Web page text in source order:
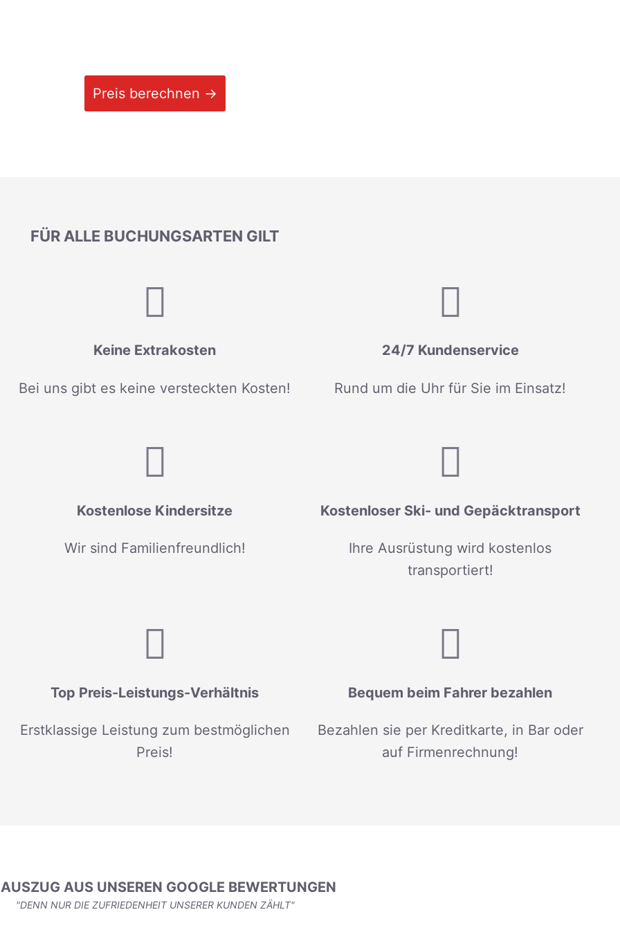
Preis berechnen →
FÜR ALLE BUCHUNGSARTEN GILT
Keine Extrakosten
Bei uns gibt es keine versteckten Kosten!
24/7 Kundenservice
Rund um die Uhr für Sie im Einsatz!
Kostenlose Kindersitze
Wir sind Familienfreundlich!
Kostenloser Ski- und Gepäcktransport
Ihre Ausrüstung wird kostenlos
transportiert!
Top Preis-Leistungs-Verhältnis
Erstklassige Leistung zum bestmöglichen
Preis!
Bequem beim Fahrer bezahlen
Bezahlen sie per Kreditkarte, in Bar oder
auf Firmenrechnung!
AUS UNSEREN GOOGLE BEWERTUNGEN
"DENN NUR DIE ZUFRIEDENHEIT UNSERER KUNDEN ZÄHLT"